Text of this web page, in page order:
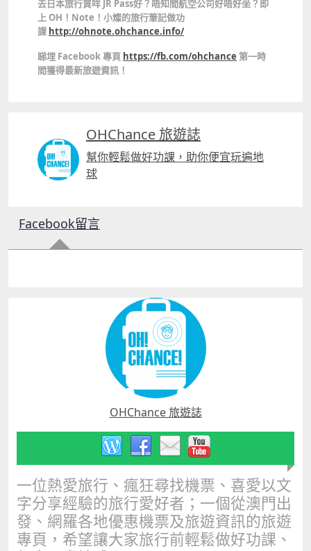
去日本旅行買咩 JR Pass好？唔知間航空公司好唔好坐？即
上 OH！Note！小燦的旅行筆記做功
課 http://ohnote.ohchance.info/
睇埋 Facebook 專頁 https://fb.com/ohchance 第一時
間獲得最新旅遊資訊！
OHChance 旅遊誌
幫你輕鬆做好功課，助你便宜玩遍地
球
Facebook留言
OHChance 旅遊誌
一位熱愛旅行、瘋狂尋找機票、喜愛以文
字分享經驗的旅行愛好者；一個從澳門出
發、網羅各地優惠機票及旅遊資訊的旅遊
專頁，希望讓大家旅行前輕鬆做好功課、